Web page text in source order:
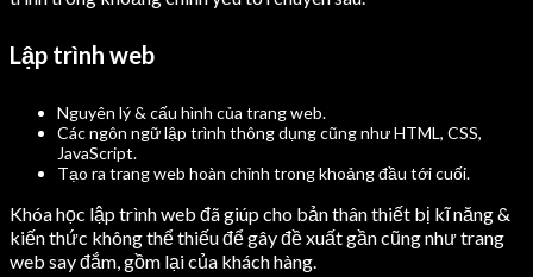
Lập trình web
Nguyên lý & cấu hình của trang web.
Các ngôn ngữ lập trình thông dụng cũng như HTML, CSS,
JavaScript.
Tạo ra trang web hoàn chỉnh trong khoảng đầu tới cuối.
Khóa học lập trình web đã giúp cho bản thân thiết bị kĩ năng &
kiến thức không thể thiếu để gây đề xuất gần cũng như trang
web say đắm, gồm lại của khách hàng.